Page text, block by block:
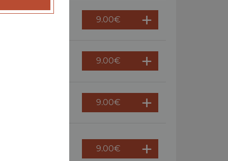
9.00€
9.00€
9.00€
9.00€